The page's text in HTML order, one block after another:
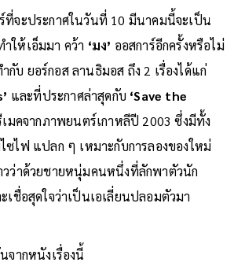
ที่จะประกาศในวันที่ 10 มีนาคมนี้จะเป็น
ำให้เอ็มมา คว้า ‘มง’ ออสการ์อีกครั้งหรือไม่
กับ ยอร์กอส ลานธิมอส ถึง 2 เรื่องได้แก่
และที่ประกาศล่าสุดกับ ‘Save the
เมคจากภาพยนตร์เกาหลีปี 2003 ซึ่งมีทั้ง
ซไฟ แปลก ๆ เหมาะกับการลองของใหม่
วว่าด้วยชายหนุ่มคนหนึ่งที่ลักพาตัวนัก
เชื่อสุดใจว่าเป็นเอเลี่ยนปลอมตัวมา
จากหนังเรื่องนี้